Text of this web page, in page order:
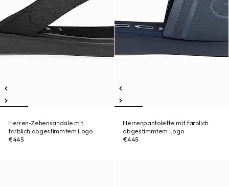
Herren-Zehensandale mit
farblich abgestimmtem Logo
€445
Herrenpantolette mit farblich
abgestimmtem Logo
€445